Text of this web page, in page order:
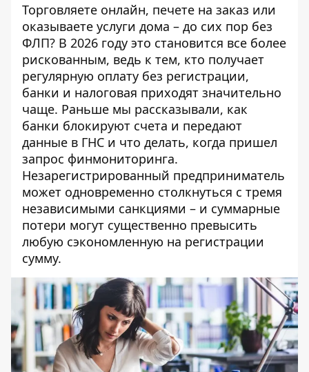
Торговляете онлайн, печете на заказ или
оказываете услуги дома – до сих пор без
ФЛП? В 2026 году это становится все более
рискованным, ведь к тем, кто получает
регулярную оплату без регистрации,
банки и налоговая приходят значительно
чаще. Раньше мы рассказывали, как
банки блокируют счета и передают
данные в ГНС и что делать, когда пришел
запрос финмониторинга.
Незарегистрированный предприниматель
может одновременно столкнуться с тремя
независимыми санкциями – и суммарные
потери могут существенно превысить
любую сэкономленную на регистрации
сумму.